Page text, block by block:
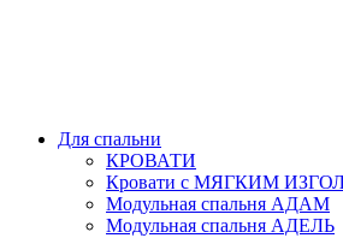
Для спальни
КРОВАТИ
Кровати с МЯГКИМ
Модульная спальня АДАМ
Модульная спальня АДЕЛЬ